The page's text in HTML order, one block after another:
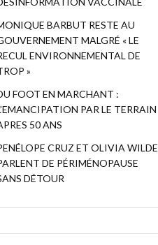
BARBUT RESTE AU
MALGRÉ « LE
ENVIRONNEMENTAL DE
»
FOOT EN MARCHANT :
PAR LE TERRAIN
50 ANS
CRUZ ET OLIVIA WILDE
DE PÉRIMÉNOPAUSE
DÉTOUR